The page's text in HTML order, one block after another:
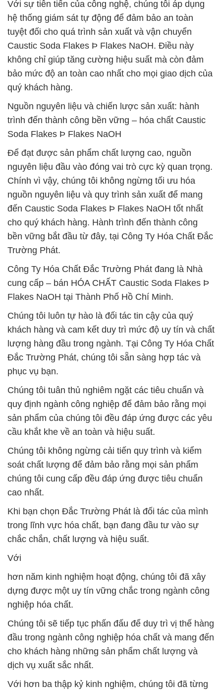
Với sự tiên tiến của công nghệ, chúng tôi áp dụng
hệ thống giám sát tự động để đảm bảo an toàn
tuyệt đối cho quá trình sản xuất và vận chuyển
Caustic Soda Flakes Þ Flakes NaOH. Điều này
không chỉ giúp tăng cường hiệu suất mà còn đảm
bảo mức độ an toàn cao nhất cho mọi giao dịch của
quý khách hàng.
Nguồn nguyên liệu và chiến lược sản xuất: hành
trình đến thành công bền vững – hóa chất Caustic
Soda Flakes Þ Flakes NaOH
Để đạt được sản phẩm chất lượng cao, nguồn
nguyên liệu đầu vào đóng vai trò cực kỳ quan trọng.
Chính vì vậy, chúng tôi không ngừng tối ưu hóa
nguồn nguyên liệu và quy trình sản xuất để mang
đến Caustic Soda Flakes Þ Flakes NaOH tốt nhất
cho quý khách hàng. Hành trình đến thành công
bền vững bắt đầu từ đây, tại Công Ty Hóa Chất Đắc
Trường Phát.
Công Ty Hóa Chất Đắc Trường Phát đang là Nhà
cung cấp – bán HÓA CHẤT Caustic Soda Flakes Þ
Flakes NaOH tại Thành Phố Hồ Chí Minh.
Chúng tôi luôn tự hào là đối tác tin cậy của quý
khách hàng và cam kết duy trì mức độ uy tín và chất
lượng hàng đầu trong ngành. Tại Công Ty Hóa Chất
Đắc Trường Phát, chúng tôi sẵn sàng hợp tác và
phục vụ bạn.
Chúng tôi tuân thủ nghiêm ngặt các tiêu chuẩn và
quy định ngành công nghiệp để đảm bảo rằng mọi
sản phẩm của chúng tôi đều đáp ứng được các yêu
cầu khắt khe về an toàn và hiệu suất.
Chúng tôi không ngừng cải tiến quy trình và kiểm
soát chất lượng để đảm bảo rằng mọi sản phẩm
chúng tôi cung cấp đều đáp ứng được tiêu chuẩn
cao nhất.
Khi bạn chọn Đắc Trường Phát là đối tác của mình
trong lĩnh vực hóa chất, bạn đang đầu tư vào sự
chắc chắn, chất lượng và hiệu suất.
Với
hơn năm kinh nghiệm hoạt động, chúng tôi đã xây
dựng được một uy tín vững chắc trong ngành công
nghiệp hóa chất.
Chúng tôi sẽ tiếp tục phấn đấu để duy trì vị thế hàng
đầu trong ngành công nghiệp hóa chất và mang đến
cho khách hàng những sản phẩm chất lượng và
dịch vụ xuất sắc nhất.
Với hơn ba thập kỷ kinh nghiệm, chúng tôi đã từng